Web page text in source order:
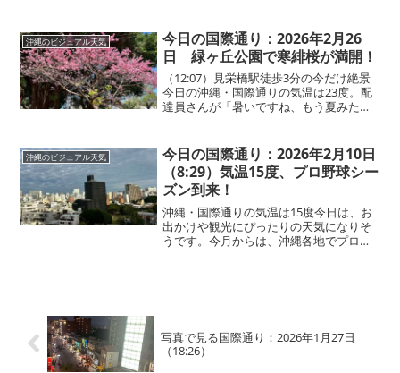
気の急な変化や風には注意が必要です。
沖縄のビジュアル天気
今日の国際通り：2026年2月26
日 緑ヶ丘公園で寒緋桜が満開！
（12:07）見栄橋駅徒歩3分の今だけ絶景
今日の沖縄・国際通りの気温は23度。配
達員さんが「暑いですね、もう夏みた
線対策を忘れずに。昼休みにお散歩して
いると、国際通りか...
沖縄のビジュアル天気
今日の国際通り：2026年2月10日
（8:29）気温15度、プロ野球シー
ズン到来！
沖縄・国際通りの気温は15度今日は、お
出かけや観光にぴったりの天気になりそ
うです。今月からは、沖縄各地でプロ野
写真で見る国際通り：2026年1月27日
（18:26）